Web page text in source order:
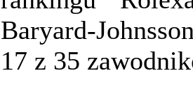
Baryard-
17 z 35